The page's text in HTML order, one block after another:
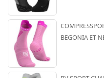
BEGONIA ET